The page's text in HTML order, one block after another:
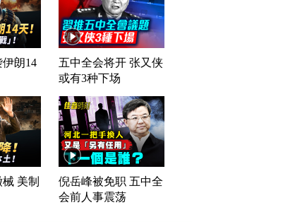
朗14
五中全会将开 张又侠
或有3种下场
美制
倪岳峰被免职 五中全
会前人事震荡